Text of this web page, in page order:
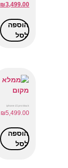
₪3,499.00
הוספה
לסל
iphone 15 pro black
₪5,499.00
הוספה
לסל